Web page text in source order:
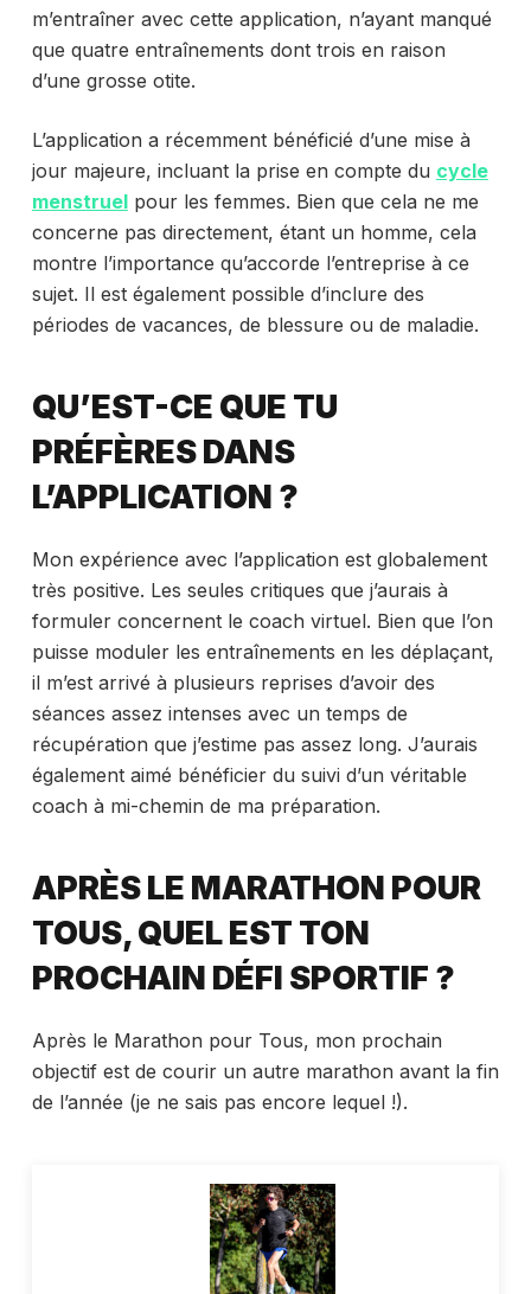
m’entraîner avec cette application, n’ayant manqué
que quatre entraînements dont trois en raison
d’une grosse otite.
L’application a récemment bénéficié d’une mise à
jour majeure, incluant la prise en compte du cycle
menstruelpour les femmes. Bien que cela ne me
concerne pas directement, étant un homme, cela
montre l’importance qu’accorde l’entreprise à ce
sujet. Il est également possible d’inclure des
périodes de vacances, de blessure ou de maladie.
QU’EST-CE QUE TU
PRÉFÈRES DANS
L’APPLICATION ?
Mon expérience avec l’application est globalement
très positive. Les seules critiques que j’aurais à
formuler concernent le coach virtuel. Bien que l’on
puisse moduler les entraînements en les déplaçant,
il m’est arrivé à plusieurs reprises d’avoir des
séances assez intenses avec un temps de
récupération que j’estime pas assez long. J’aurais
également aimé bénéficier du suivi d’un véritable
coach à mi-chemin de ma préparation.
APRÈS LE MARATHON POUR
TOUS, QUEL EST TON
PROCHAIN DÉFI SPORTIF ?
Après le Marathon pour Tous, mon prochain
objectif est de courir un autre marathon avant la fin
de l’année (je ne sais pas encore lequel !).